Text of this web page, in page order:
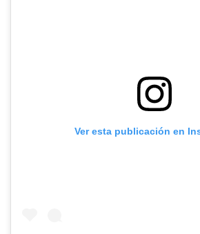
Ver esta publicación en